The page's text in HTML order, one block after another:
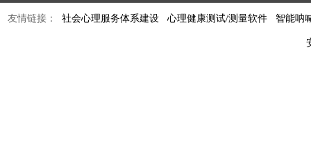
友情链接： 社会心理服务体系建设 心理健康测试/测量软件 智能呐